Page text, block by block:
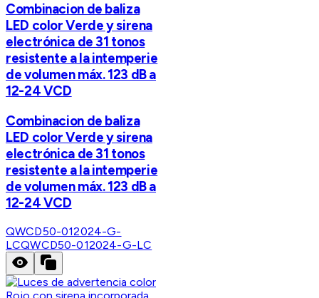
Combinacion de baliza
LED color Verde y sirena
electrónica de 31 tonos
resistente a la intemperie
de volumen máx. 123 dB a
12-24 VCD
Combinacion de baliza
LED color Verde y sirena
electrónica de 31 tonos
resistente a la intemperie
de volumen máx. 123 dB a
12-24 VCD
QWCD50-012024-G-
LCQWCD50-012024-G-LC